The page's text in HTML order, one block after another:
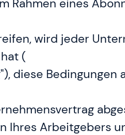
Rahmen eines
wird jeder
(
diese
Ihres Arbeitgebers